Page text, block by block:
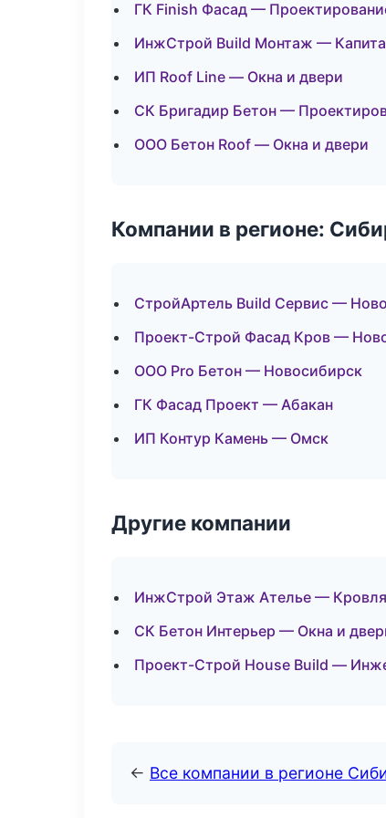
ГК Finish Фасад —
ИнжСтрой Build Монтаж —
ИП Roof Line — Окна и двери
СК Бригадир Бетон —
ООО Бетон Roof — Окна и двери
Компании в регионе:
СтройАртель Build Сервис —
Проект-Строй Фасад Кров —
ООО Pro Бетон — Новосибирск
ГК Фасад Проект — Абакан
ИП Контур Камень — Омск
Другие компании
ИнжСтрой Этаж Ателье — Кровля
СК Бетон Интерьер — Окна и
Проект-Строй House Build —
← Все компании в регионе